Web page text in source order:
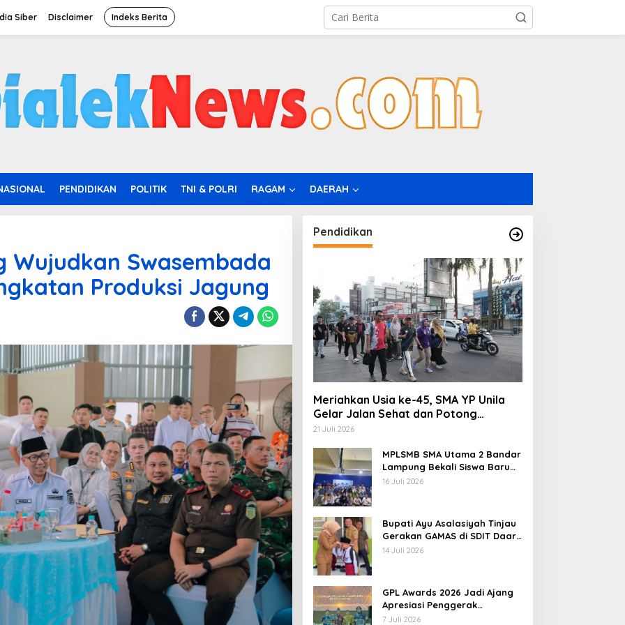
Siber Disclaimer Indeks Berita
PENDIDIKAN POLITIK TNI & POLRI RAGAM DAERAH
Wujudkan Swasembada
Produksi Jagung
Pendidikan
Meriahkan Usia ke-45, SMA YP Unila
Gelar Jalan Sehat dan Potong
Tumpeng
21 Juli 2026
MPLSMB SMA Utama 2 Bandar
Lampung Bekali Siswa Baru
Literasi Digital, Jurnalistik,
16 Juli 2026
Bupati Ayu Asalasiyah Tinjau
Gerakan GAMAS di SDIT Daar
‘Ilmi
14 Juli 2026
GPL Awards 2026 Jadi Ajang
Apresiasi Penggerak
Pendidikan Muda Lampung
7 Juli 2026